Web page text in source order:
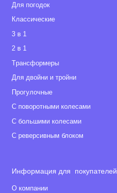
Для погодок
Классические
3 в 1
2 в 1
Tрансформеры
Для двойни и тройни
Прогулочные
С поворотными колесами
С большими колесами
С реверсивным блоком
Информация для покупателей
О компании